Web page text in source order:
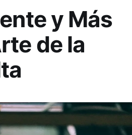
y Más
de la